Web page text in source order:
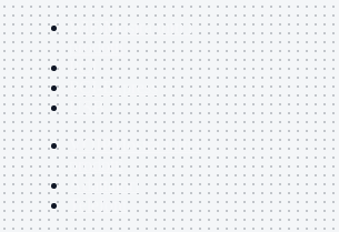
WiFi Mostra tutti i
prodotti
PCI
PCI-Express
USB
VOIPMostra tutti i
prodotti
Adattatori
Telefoni